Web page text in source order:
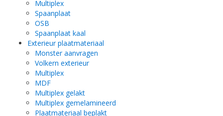
Multiplex
Spaanplaat
OSB
Spaanplaat kaal
Exterieur plaatmateriaal
Monster aanvragen
Volkern exterieur
Multiplex
MDF
Multiplex gelakt
Multiplex gemelamineerd
Plaatmateriaal beplakt